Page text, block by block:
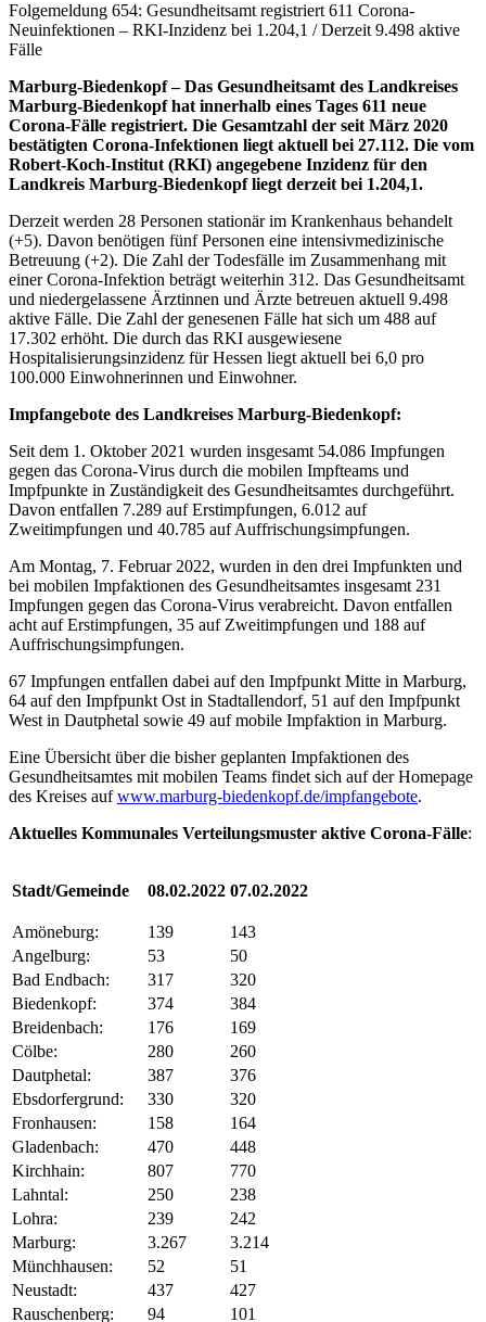
Folgemeldung 654: Gesundheitsamt registriert 611 Corona-
Neuinfektionen – RKI-Inzidenz bei 1.204,1 / Derzeit 9.498 aktive
Fälle
Marburg-Biedenkopf – Das Gesundheitsamt des Landkreises
Marburg-Biedenkopf hat innerhalb eines Tages 611 neue
Corona-Fälle registriert. Die Gesamtzahl der seit März 2020
bestätigten Corona-Infektionen liegt aktuell bei 27.112. Die vom
Robert-Koch-Institut (RKI) angegebene Inzidenz für den
Landkreis Marburg-Biedenkopf liegt derzeit bei 1.204,1.
Derzeit werden 28 Personen stationär im Krankenhaus behandelt
(+5). Davon benötigen fünf Personen eine intensivmedizinische
Betreuung (+2). Die Zahl der Todesfälle im Zusammenhang mit
einer Corona-Infektion beträgt weiterhin 312. Das Gesundheitsamt
und niedergelassene Ärztinnen und Ärzte betreuen aktuell 9.498
aktive Fälle. Die Zahl der genesenen Fälle hat sich um 488 auf
17.302 erhöht. Die durch das RKI ausgewiesene
Hospitalisierungsinzidenz für Hessen liegt aktuell bei 6,0 pro
100.000 Einwohnerinnen und Einwohner.
Impfangebote des Landkreises Marburg-Biedenkopf:
Seit dem 1. Oktober 2021 wurden insgesamt 54.086 Impfungen
gegen das Corona-Virus durch die mobilen Impfteams und
Impfpunkte in Zuständigkeit des Gesundheitsamtes durchgeführt.
Davon entfallen 7.289 auf Erstimpfungen, 6.012 auf
Zweitimpfungen und 40.785 auf Auffrischungsimpfungen.
Am Montag, 7. Februar 2022, wurden in den drei Impfunkten und
bei mobilen Impfaktionen des Gesundheitsamtes insgesamt 231
Impfungen gegen das Corona-Virus verabreicht. Davon entfallen
acht auf Erstimpfungen, 35 auf Zweitimpfungen und 188 auf
Auffrischungsimpfungen.
67 Impfungen entfallen dabei auf den Impfpunkt Mitte in Marburg,
64 auf den Impfpunkt Ost in Stadtallendorf, 51 auf den Impfpunkt
West in Dautphetal sowie 49 auf mobile Impfaktion in Marburg.
Eine Übersicht über die bisher geplanten Impfaktionen des
Gesundheitsamtes mit mobilen Teams findet sich auf der Homepage
des Kreises aufwww.marburg-biedenkopf.de/impfangebote.
Aktuelles Kommunales Verteilungsmuster aktive Corona-Fälle:
Stadt/Gemeinde 08.02.2022 07.02.2022
Amöneburg: 139
143
Angelburg:
53
50
Bad Endbach:
317
320
Biedenkopf:
374
384
Breidenbach:
176
169
Cölbe:
280
260
Dautphetal:
387
376
Ebsdorfergrund:
330
320
Fronhausen:
158
164
Gladenbach:
470
448
Kirchhain:
807
770
Lahntal:
250
238
Lohra:
239
242
Marburg:
3.267
3.214
Münchhausen:
52
51
Neustadt:
437
427
Rauschenberg:
94 101